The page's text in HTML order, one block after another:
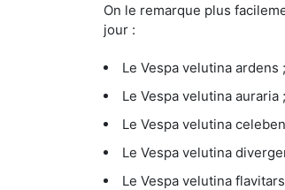
On le remarque plus
jour :
Le Vespa velutina ardens ;
Le Vespa velutina auraria ;
Le Vespa velutina
Le Vespa velutina
Le Vespa velutina